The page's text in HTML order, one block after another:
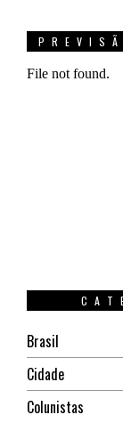
Brasil
Cidade
Colunistas